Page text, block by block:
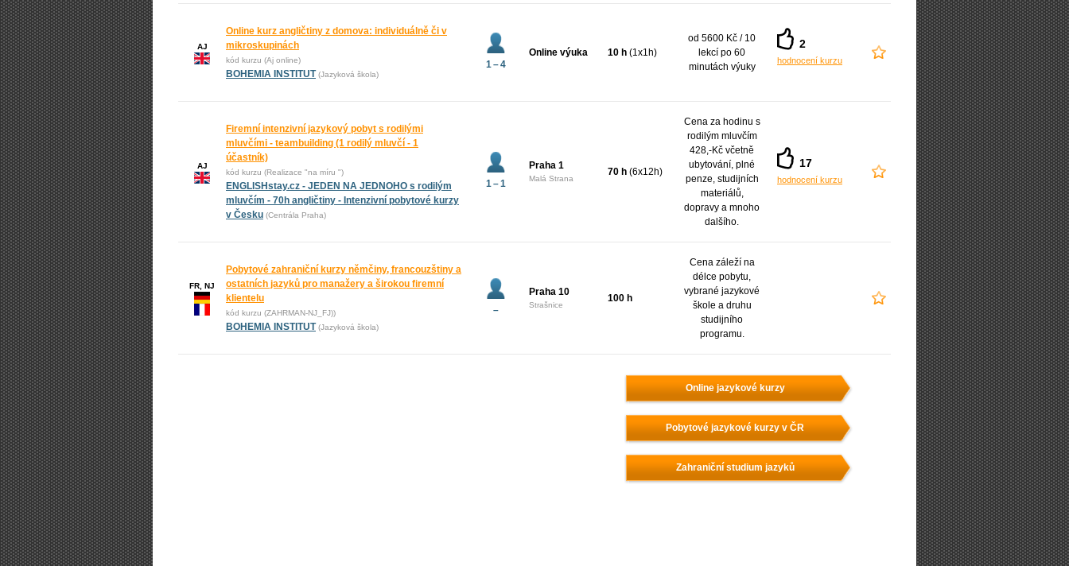
AJ
Online kurz angličtiny z domova: individuálně či v
mikroskupinách
kód kurzu (Aj online)
BOHEMIA INSTITUT (Jazyková škola)
1 – 4
Online výuka 10 h (1x1h)
od 5600 Kč / 10
lekcí po 60
minutách výuky
2
hodnocení kurzu
AJ
Firemní intenzivní jazykový pobyt s rodilými
mluvčími - teambuilding (1 rodilý mluvčí - 1
účastník)
kód kurzu (Realizace "na míru ")
ENGLISHstay.cz - JEDEN NA JEDNOHO s rodilým
mluvčím - 70h angličtiny - Intenzivní pobytové kurzy
v Česku (Centrála Praha)
1 – 1
Praha 1
Malá Strana
70 h (6x12h)
Cena za hodinu s
rodilým mluvčím
428,-Kč včetně
ubytování, plné
penze, studijních
materiálů,
dopravy a mnoho
dalšího.
17
hodnocení kurzu
FR, NJ
Pobytové zahraniční kurzy němčiny, francouzštiny a
ostatních jazyků pro manažery a širokou firemní
klientelu
kód kurzu (ZAHRMAN-NJ_FJ))
BOHEMIA INSTITUT (Jazyková škola)
–
Praha 10
Strašnice
100 h
Cena záleží na
délce pobytu,
vybrané jazykové
škole a druhu
studijního
programu.
Online jazykové kurzy
Pobytové jazykové kurzy v ČR
Zahraniční studium jazyků